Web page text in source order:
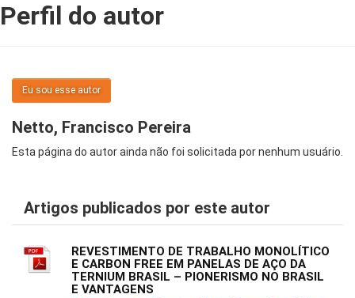
Perfil do autor
Eu sou esse autor
Netto, Francisco Pereira
Esta página do autor ainda não foi solicitada por nenhum usuário.
Artigos publicados por este autor
REVESTIMENTO DE TRABALHO MONOLÍTICO
E CARBON FREE EM PANELAS DE AÇO DA
TERNIUM BRASIL – PIONERISMO NO BRASIL
E VANTAGENS